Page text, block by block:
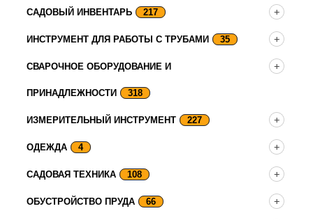
САДОВЫЙ ИНВЕНТАРЬ 217
ИНСТРУМЕНТ ДЛЯ РАБОТЫ С ТРУБАМИ 35
СВАРОЧНОЕ ОБОРУДОВАНИЕ И
ПРИНАДЛЕЖНОСТИ 318
ИЗМЕРИТЕЛЬНЫЙ ИНСТРУМЕНТ 227
ОДЕЖДА 4
САДОВАЯ ТЕХНИКА 108
ОБУСТРОЙСТВО ПРУДА 66